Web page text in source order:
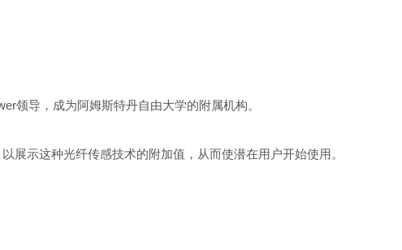
领导，成为阿姆斯特丹自由大学的附属机构。
展示这种光纤传感技术的附加值，从而使潜在用户开始使用。